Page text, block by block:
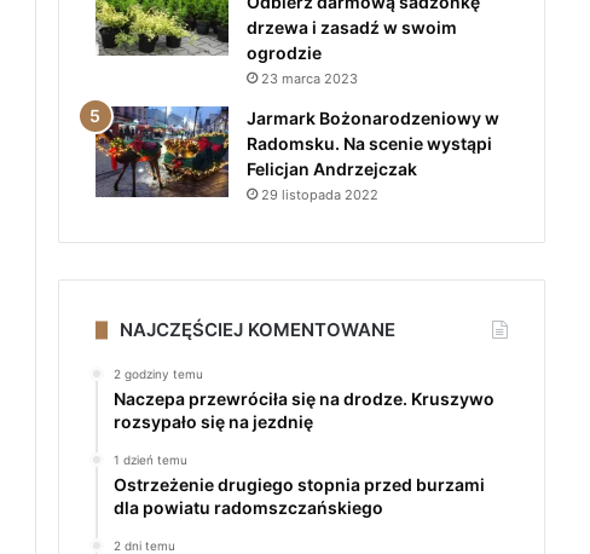
drzewa i zasadź w swoim
ogrodzie
23 marca 2023
Jarmark Bożonarodzeniowy w
Radomsku. Na scenie wystąpi
Felicjan Andrzejczak
29 listopada 2022
NAJCZĘŚCIEJ KOMENTOWANE
2 godziny temu
Naczepa przewróciła się na drodze. Kruszywo
rozsypało się na jezdnię
1 dzień temu
Ostrzeżenie drugiego stopnia przed burzami
dla powiatu radomszczańskiego
2 dni temu